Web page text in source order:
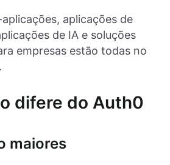
aplicações de
de IA e soluções
empresas estão todas no
difere do Auth0
maiores